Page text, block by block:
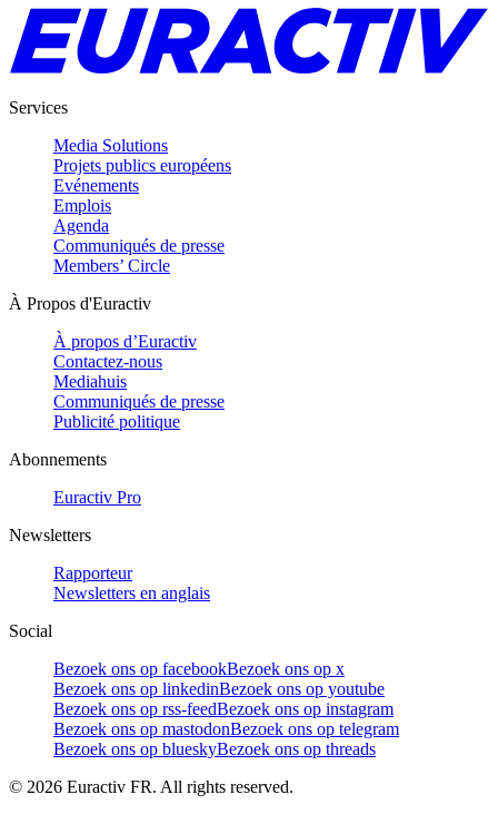
Services
Media Solutions
Projets publics européens
Evénements
Emplois
Agenda
Communiqués de presse
Members’ Circle
À Propos d'Euractiv
À propos d’Euractiv
Contactez-nous
Mediahuis
Communiqués de presse
Publicité politique
Abonnements
Euractiv Pro
Newsletters
Rapporteur
Newsletters en anglais
Social
Bezoek ons op facebookBezoek ons op x
Bezoek ons op linkedinBezoek ons op youtube
Bezoek ons op rss-feedBezoek ons op instagram
Bezoek ons op mastodonBezoek ons op telegram
Bezoek ons op blueskyBezoek ons op threads
© 2026 Euractiv FR. All rights reserved.